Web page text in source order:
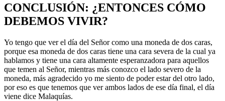
CONCLUSIÓN: ¿ENTONCES CÓMO
DEBEMOS VIVIR?
Yo tengo que ver el día del Señor como una moneda de dos caras,
porque esa moneda de dos caras tiene una cara severa de la cual ya
hablamos y tiene una cara altamente esperanzadora para aquellos
que temen al Señor, mientras más conozco el lado severo de la
moneda, más agradecido yo me siento de poder estar del otro lado,
por eso es que tenemos que ver ambos lados de ese día final, el día
viene dice Malaquías.